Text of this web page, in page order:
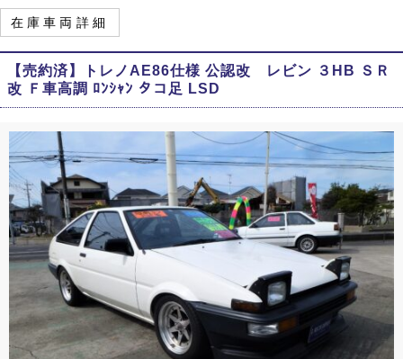
在庫車両詳細
【売約済】トレノAE86仕様 公認改 レビン ３HB ＳＲ
改 Ｆ車高調 ﾛﾝｼｬﾝ タコ足 LSD